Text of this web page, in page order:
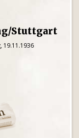
Stuttgart
19.11.1936